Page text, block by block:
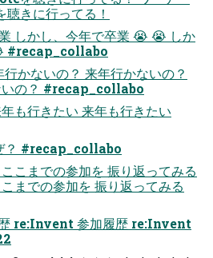
きに行ってる！
しかし、今年で卒業 😭 😭 しか
#recap_collabo
行かないの？ 来年行かないの？
いの？ #recap_collabo
も行きたい 来年も行きたい
？ #recap_collabo
こまでの参加を 振り返ってみる
までの参加を 振り返ってみる
re:Invent 参加履歴 re:Invent